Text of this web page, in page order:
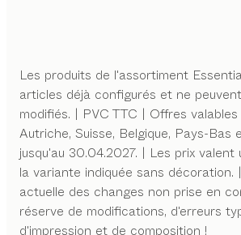
Les produits de l'assortiment
articles déjà configurés et ne
modifiés. | PVC TTC | Offres valables
Autriche, Suisse, Belgique, Pays-Bas
jusqu'au 30.04.2027. | Les prix valent
la variante indiquée sans décoration.
actuelle des changes non prise en
réserve de modifications, d'erreurs
d'impression et de composition !